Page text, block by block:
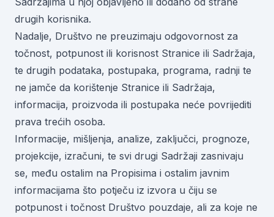
drugih korisnika.
Nadalje, Društvo ne preuzimaju odgovornost za
točnost, potpunost ili korisnost Stranice ili Sadržaja,
te drugih podataka, postupaka, programa, radnji te
ne jamče da korištenje Stranice ili Sadržaja,
informacija, proizvoda ili postupaka neće povrijediti
prava trećih osoba.
Informacije, mišljenja, analize, zaključci, prognoze,
projekcije, izračuni, te svi drugi Sadržaji zasnivaju
se, među ostalim na Propisima i ostalim javnim
informacijama što potječu iz izvora u čiju se
potpunost i točnost Društvo pouzdaje, ali za koje ne